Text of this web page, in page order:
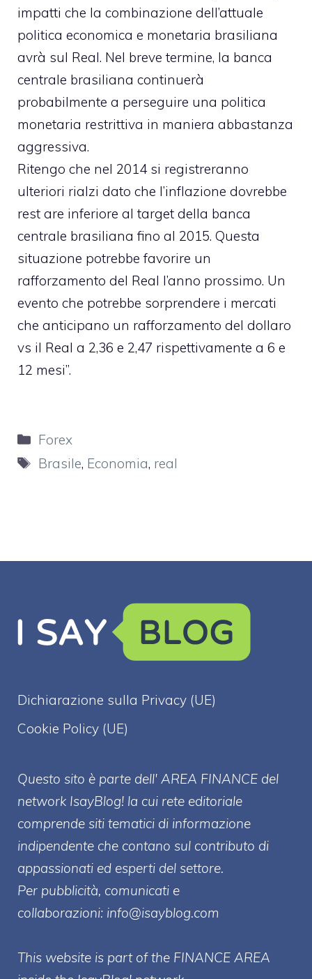
impatti che la combinazione dell’attuale
politica economica e monetaria brasiliana
avrà sul Real. Nel breve termine, la banca
centrale brasiliana continuerà
probabilmente a perseguire una politica
monetaria restrittiva in maniera abbastanza
aggressiva.
Ritengo che nel 2014 si registreranno
ulteriori rialzi dato che l’inflazione dovrebbe
rest are inferiore al target della banca
centrale brasiliana fino al 2015. Questa
situazione potrebbe favorire un
rafforzamento del Real l’anno prossimo. Un
evento che potrebbe sorprendere i mercati
che anticipano un rafforzamento del dollaro
vs il Real a 2,36 e 2,47 rispettivamente a 6 e
12 mesi”.
Categorie
Forex
Tag
Brasile, Economia, real
Dichiarazione sulla Privacy (UE)
Cookie Policy (UE)
Questo sito è parte dell' AREA FINANCE del
network IsayBlog! la cui rete editoriale
comprende siti tematici di informazione
indipendente che contano sul contributo di
appassionati ed esperti del settore.
Per pubblicità, comunicati e
collaborazioni: info@isayblog.com
This website is part of the FINANCE AREA